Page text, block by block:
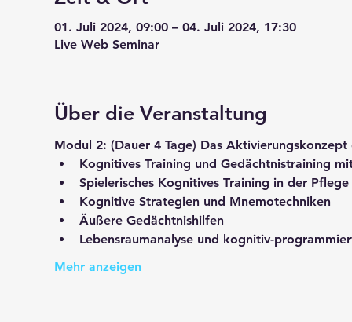
01. Juli 2024, 09:00 – 04. Juli 2024, 17:30
Live Web Seminar
Über die Veranstaltung
Modul 2: (Dauer 4 Tage) Das Aktivierungskonzept
Kognitives Training und Gedächtnistraining
Spielerisches Kognitives Training in der
Kognitive Strategien und Mnemotechniken
Äußere Gedächtnishilfen
Lebensraumanalyse und kognitiv-
Mehr anzeigen